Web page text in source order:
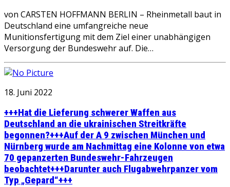
von CARSTEN HOFFMANN BERLIN – Rheinmetall baut in
Deutschland eine umfangreiche neue
Munitionsfertigung mit dem Ziel einer unabhängigen
Versorgung der Bundeswehr auf. Die…
18. Juni 2022
+++Hat die Lieferung schwerer Waffen aus
Deutschland an die ukrainischen Streitkräfte
begonnen?+++Auf der A 9 zwischen München und
Nürnberg wurde am Nachmittag eine Kolonne von etwa
70 gepanzerten Bundeswehr-Fahrzeugen
beobachtet+++Darunter auch Flugabwehrpanzer vom
Typ „Gepard“+++